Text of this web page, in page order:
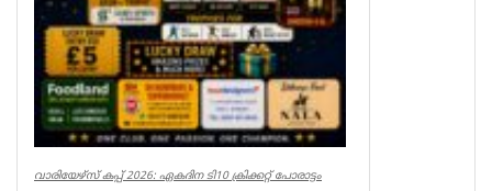
വാരിയേഴ്സ് കപ്പ് 2026: ഏകദിന ടി10 ക്രിക്കറ്റ് പോരാട്ടം